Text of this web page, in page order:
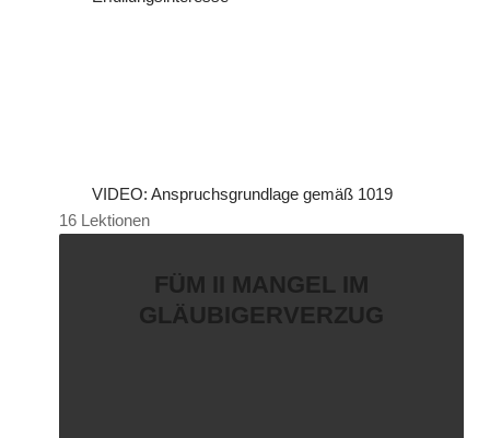
VIDEO: Anspruchsgrundlage gemäß 1019
16 Lektionen
FÜM II MANGEL IM
GLÄUBIGERVERZUG